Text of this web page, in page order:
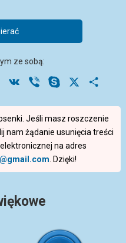
ze sobą:
Telegram
VK Viber Skype
Jeśli masz roszczenie
nam żądanie usunięcia treści
na adres
. Dzięki!